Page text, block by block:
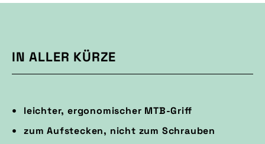
IN ALLER KÜRZE
leichter, ergonomischer MTB-Griff
zum Aufstecken, nicht zum Schrauben